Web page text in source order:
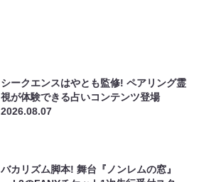
シークエンスはやとも監修! ペアリング霊
視が体験できる占いコンテンツ登場
2026.08.07
バカリズム脚本! 舞台『ノンレムの窓』